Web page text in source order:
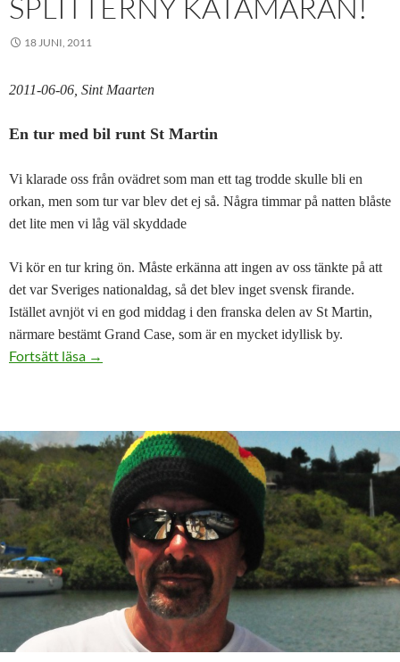
SPLITTERNY KATAMARAN!
18 JUNI, 2011
2011-06-06, Sint Maarten
En tur med bil runt St Martin
Vi klarade oss från ovädret som man ett tag trodde skulle bli en
orkan, men som tur var blev det ej så. Några timmar på natten blåste
det lite men vi låg väl skyddade
Vi kör en tur kring ön. Måste erkänna att ingen av oss tänkte på att
det var Sveriges nationaldag, så det blev inget svensk firande.
Istället avnjöt vi en god middag i den franska delen av St Martin,
närmare bestämt Grand Case, som är en mycket idyllisk by.
Fortsätt läsa St Martin – Martinique med info om svensk
→